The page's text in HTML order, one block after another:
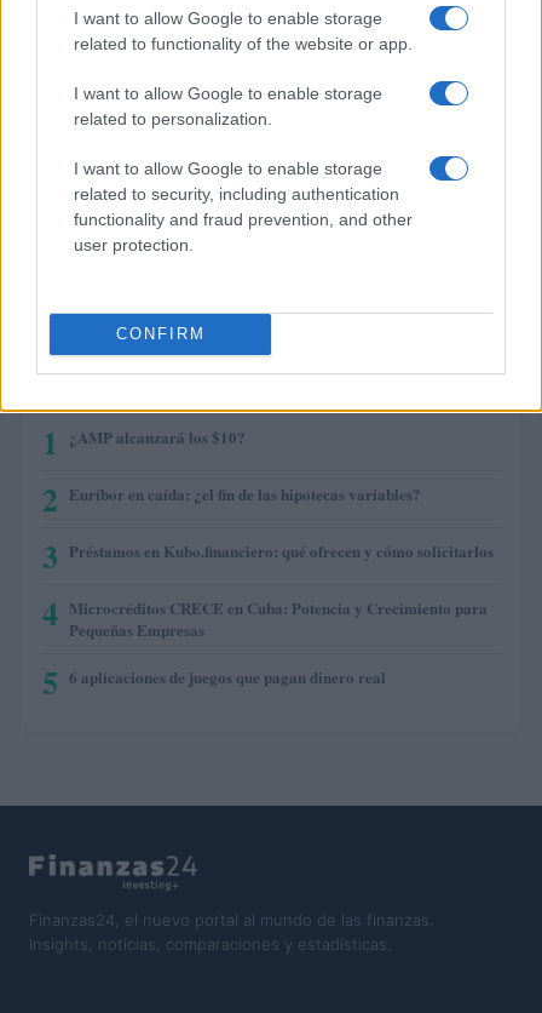
I want to allow Google to enable storage
related to functionality of the website or app.
I want to allow Google to enable storage
related to personalization.
I want to allow Google to enable storage
related to security, including authentication
functionality and fraud prevention, and other
user protection.
CONFIRM
Cardano $0.195
(AVAX)
Terra Luna Classic
MÁS LEÍDOS
1 ¿AMP alcanzará los $10?
2 Euríbor en caída: ¿el fin de las hipotecas variables?
3 Préstamos en Kubo.financiero: qué ofrecen y cómo solicitarlos
4 Microcréditos CRECE en Cuba: Potencia y Crecimiento para
Pequeñas Empresas
5 6 aplicaciones de juegos que pagan dinero real
Finanzas24, el nuevo portal al mundo de las finanzas.
Insights, noticias, comparaciones y estadísticas.